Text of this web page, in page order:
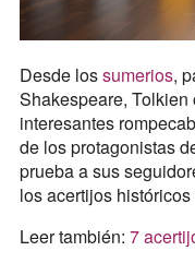
Desde lossumerios,
Shakespeare,
interesantes
de los protagonistas
prueba a sus
los acertijos
Leer también: 7